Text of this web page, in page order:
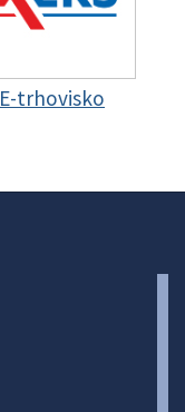
E-trhovisko